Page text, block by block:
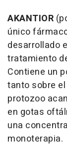
AKANTIOR
único
desarrollado
tratamiento
Contiene un
tanto sobre
protozoo
en gotas
una
monoterapia.